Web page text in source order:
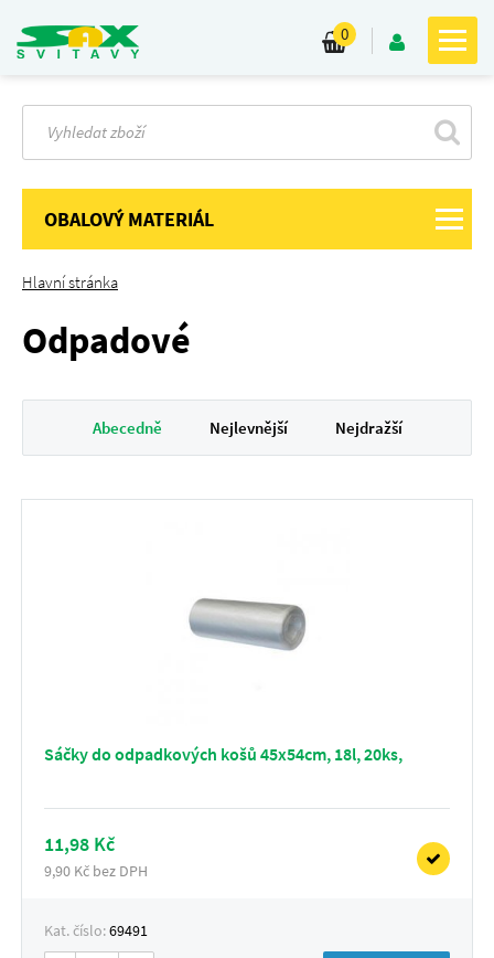
0
OBALOVÝ MATERIÁL
Hlavní stránka
Odpadové
Abecedně Nejlevnější Nejdražší
Sáčky do odpadkových košů 45x54cm, 18l, 20ks,
11,98 Kč
9,90 Kč bez DPH
Kat. číslo:69491